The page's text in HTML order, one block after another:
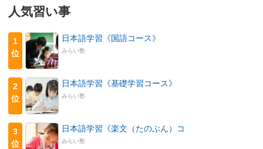
人気習い事
1
位
日本語学習《国語コース》
みらい塾
2
位
日本語学習《基礎学習コース》
みらい塾
3
位
日本語学習《楽文（たのぶん）コ
みらい塾